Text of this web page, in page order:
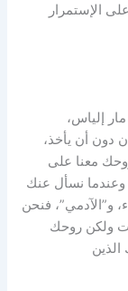
الإستمرار
إلياس،
دون أن يأخذ،
معنا على
وعندما نسأل عنك
و”الآدمي”، فنحن
ولكن روحك
الذين